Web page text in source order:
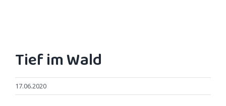
Tief im Wald
17.06.2020